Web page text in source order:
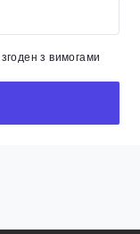
згоден з вимогами